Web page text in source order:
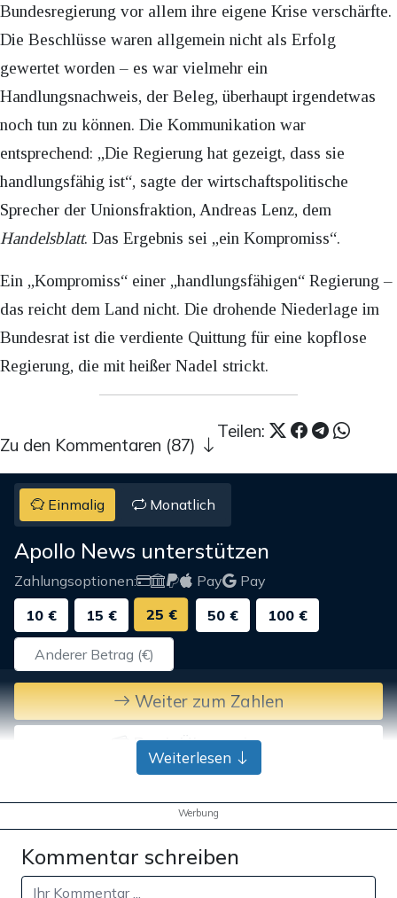
Bundesregierung vor allem ihre eigene Krise verschärfte.
Die Beschlüsse waren allgemein nicht als Erfolg
gewertet worden – es war vielmehr ein
Handlungsnachweis, der Beleg, überhaupt irgendetwas
noch tun zu können. Die Kommunikation war
entsprechend: „Die Regierung hat gezeigt, dass sie
handlungsfähig ist“, sagte der wirtschaftspolitische
Sprecher der Unionsfraktion, Andreas Lenz, dem
Handelsblatt. Das Ergebnis sei „ein Kompromiss“.
Ein „Kompromiss“ einer „handlungsfähigen“ Regierung –
das reicht dem Land nicht. Die drohende Niederlage im
Bundesrat ist die verdiente Quittung für eine kopflose
Regierung, die mit heißer Nadel strickt.
Teilen:
Zu den Kommentaren (87)
Einmalig Monatlich
Apollo News unterstützen
Zahlungsoptionen: Pay
Pay
10 €
15 € 25 € 50 € 100 €
Weiter zum Zahlen
Bank-Überweisung
Weiterlesen
Werbung
Kommentar schreiben